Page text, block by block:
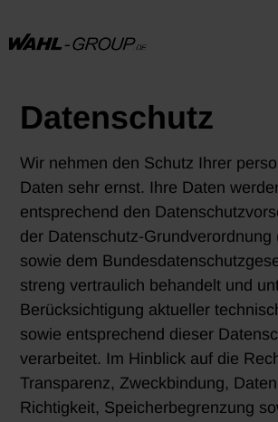
Datenschutz
Wir nehmen den Schutz Ihrer
Daten sehr ernst. Ihre Daten
entsprechend den
der Datenschutz-Grundverordnung
sowie dem
streng vertraulich behandelt und
Berücksichtigung aktueller
sowie entsprechend dieser
verarbeitet. Im Hinblick auf die
Transparenz, Zweckbindung,
Richtigkeit, Speicherbegrenzung